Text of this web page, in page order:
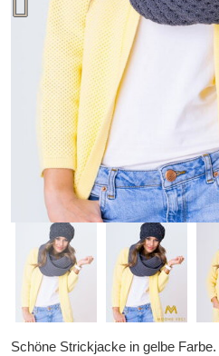
Schöne Strickjacke in gelbe Farbe.